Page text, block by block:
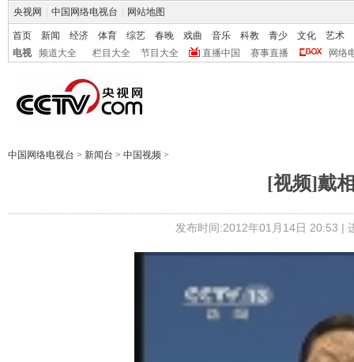
央视网 中国网络电视台 网站地图
首页 新闻 经济 体育 综艺 春晚 戏曲 音乐 科教 青少 文化
艺术
电视
频道大全 栏目大全 节目大全 直播中国 赛事直播 网络
中国网络电视台 > 新闻台 > 中国视频 >
[视频]戴
发布时间:2012年01月14日 20:53 |